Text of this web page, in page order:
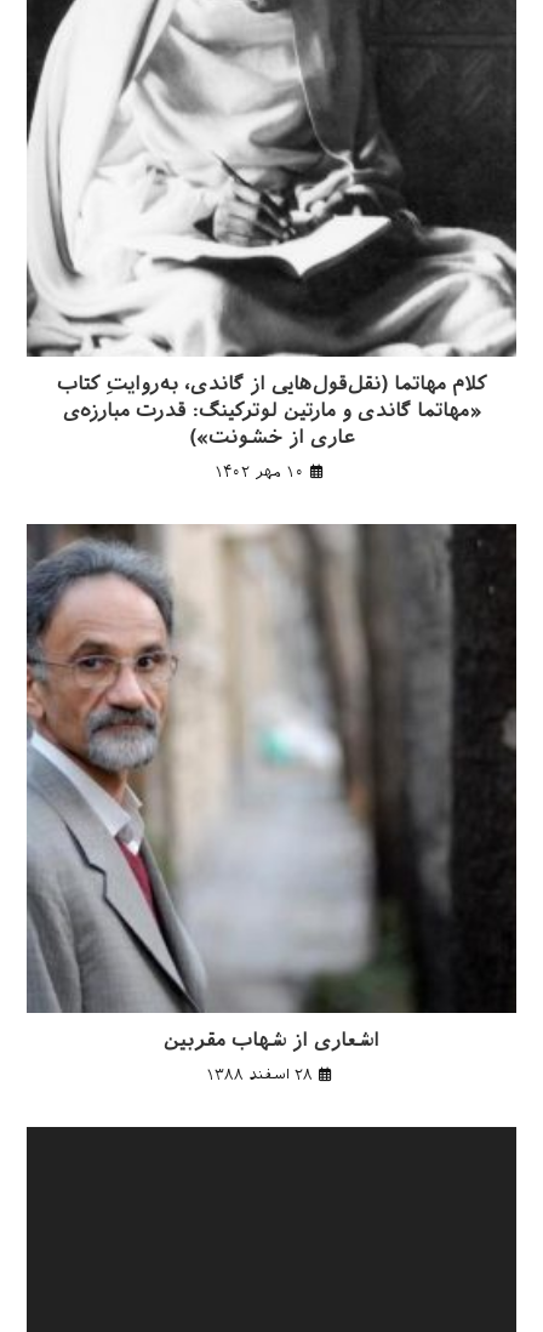
کلام مهاتما (نقل‌قول‌هایی از گاندی، به‌روایتِ کتاب
«مهاتما گاندی و مارتین لوترکینگ: قدرت مبارزه‌ی
عاری از خشونت»)
۱۰ مهر ۱۴۰۲
اشعاری از شهاب مقربین
۲۸ اسفند ۱۳۸۸